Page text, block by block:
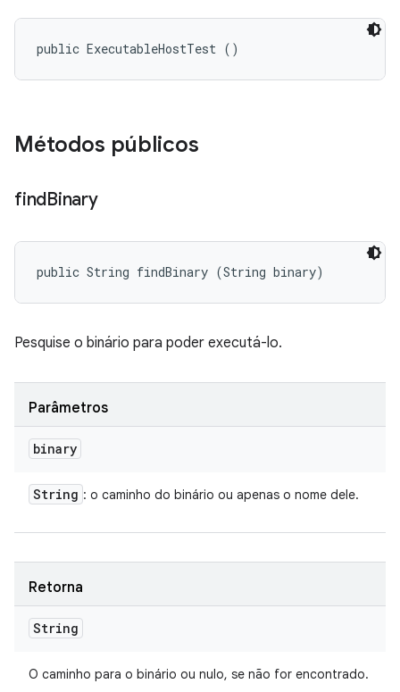
public ExecutableHostTest ()
Métodos públicos
findBinary
public String findBinary (String binary)
Pesquise o binário para poder executá-lo.
Parâmetros
binary
String : o caminho do binário ou apenas o nome dele.
Retorna
String
O caminho para o binário ou nulo, se não for encontrado.